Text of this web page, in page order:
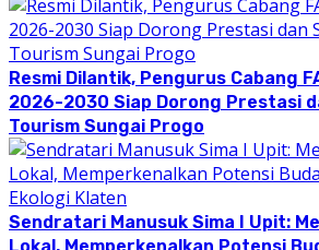
Resmi Dilantik, Pengurus Cabang
2026-2030 Siap Dorong Prestasi
Tourism Sungai Progo
Sendratari Manusuk Sima I Upit: